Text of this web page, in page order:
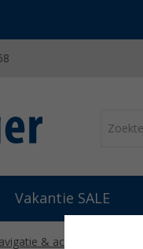
Vakantie SALE
&